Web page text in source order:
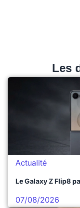
Les
Actualité
Le Galaxy Z Flip8
07/08/2026